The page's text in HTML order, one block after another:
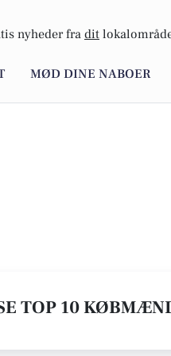
nyheder fra dit
MØD DINE NABOER
TOP 10